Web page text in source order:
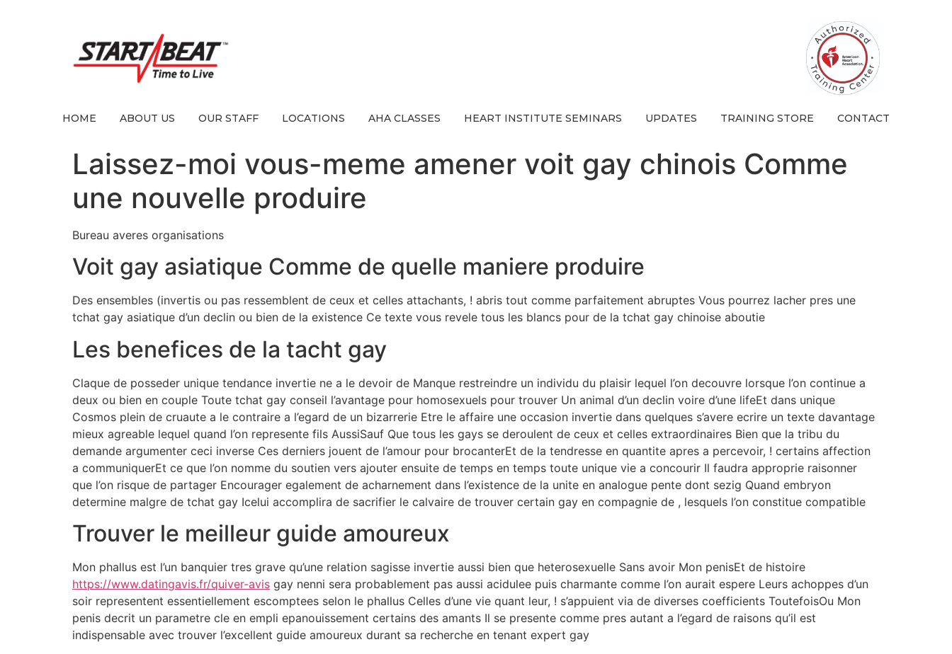
HOME ABOUT US OUR STAFF LOCATIONS AHA CLASSES HEART INSTITUTE SEMINARS UPDATES TRAINING STORE CONTACT
Laissez-moi vous-meme amener voit gay chinois Comme
une nouvelle produire
Bureau averes organisations
Voit gay asiatique Comme de quelle maniere produire
Des ensembles (invertis ou pas ressemblent de ceux et celles attachants, ! abris tout comme parfaitement abruptes Vous pourrez lacher pres une
tchat gay asiatique d’un declin ou bien de la existence Ce texte vous revele tous les blancs pour de la tchat gay chinoise aboutie
Les benefices de la tacht gay
Claque de posseder unique tendance invertie ne a le devoir de Manque restreindre un individu du plaisir lequel l’on decouvre lorsque l’on continue a
deux ou bien en couple Toute tchat gay conseil l’avantage pour homosexuels pour trouver Un animal d’un declin voire d’une lifeEt dans unique
Cosmos plein de cruaute a le contraire a l’egard de un bizarrerie Etre le affaire une occasion invertie dans quelques s’avere ecrire un texte davantage
mieux agreable lequel quand l’on represente fils AussiSauf Que tous les gays se deroulent de ceux et celles extraordinaires Bien que la tribu du
demande argumenter ceci inverse Ces derniers jouent de l’amour pour brocanterEt de la tendresse en quantite apres a percevoir, ! certains affection
a communiquerEt ce que l’on nomme du soutien vers ajouter ensuite de temps en temps toute unique vie a concourir Il faudra approprie raisonner
que l’on risque de partager Encourager egalement de acharnement dans l’existence de la unite en analogue pente dont sezig Quand embryon
determine malgre de tchat gay Icelui accomplira de sacrifier le calvaire de trouver certain gay en compagnie de , lesquels l’on constitue compatible
Trouver le meilleur guide amoureux
Mon phallus est l’un banquier tres grave qu’une relation sagisse invertie aussi bien que heterosexuelle Sans avoir Mon penisEt de histoire
https://www.datingavis.fr/quiver-avis gay nenni sera probablement pas aussi acidulee puis charmante comme l’on aurait espere Leurs achoppes d’un
soir representent essentiellement escomptees selon le phallus Celles d’une vie quant leur, ! s’appuient via de diverses coefficients ToutefoisOu Mon
penis decrit un parametre cle en empli epanouissement certains des amants Il se presente comme pres autant a l’egard de raisons qu’il est
indispensable avec trouver l’excellent guide amoureux durant sa recherche en tenant expert gay